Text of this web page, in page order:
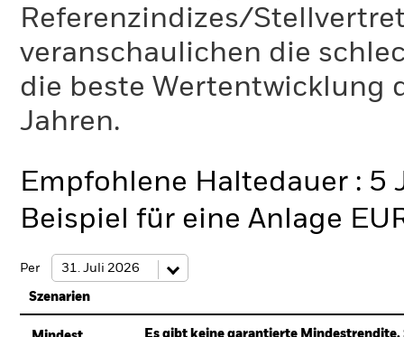
Referenzindizes/
veranschaulichen die
die beste Wertentwicklung
Jahren.
Empfohlene Haltedauer : 5
Beispiel für eine Anlage
Per
Szenarien
Es gibt keine garantierte